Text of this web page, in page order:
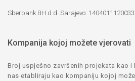
Sberbank BH d.d. Sarajevo:
Kompanija kojoj možete vjerovati
Broj uspješno završenih projekata kao
nas etabliraju kao kompaniju kojoj